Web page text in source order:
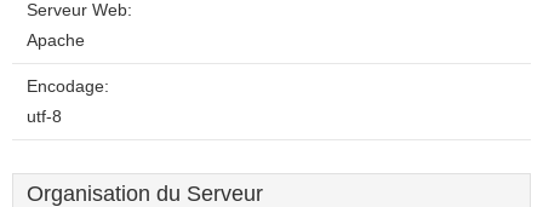
Serveur Web:
Apache
Encodage:
utf-8
Organisation du Serveur